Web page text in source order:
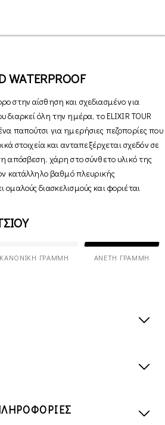
WATERPROOF
στην αίσθηση και σχεδιασμένο για
όλη την ημέρα, το ELIXIR TOUR
ένα παπούτσι για ημερήσιες πεζοπορίες που
στοιχεία και ανταπεξέρχεται σχεδόν σε
απόσβεση, χάρη στο σύνθετο υλικό της
κατάλληλο βαθμό πλευρικής
διασκελισμούς και φοριέται
ΚΑΝΟΝΙΚΉ ΓΡΑΜΜΉ ΆΝΕΤΗ ΓΡΑΜΜΉ